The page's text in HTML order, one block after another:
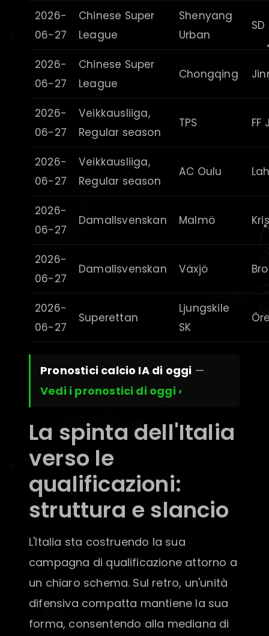
2026-
06-27
Chinese Super
League
Shenyang
Urban
2026-
06-27
Chinese Super
League
Chongqing
2026-
06-27
Veikkausliiga,
Regular season
TPS FF
2026-
06-27
Veikkausliiga,
Regular season
AC Oulu
2026-
06-27
Damallsvenskan Malmö
2026-
06-27
Damallsvenskan Växjö
2026-
06-27
Superettan
Ljungskile
SK
Pronostici calcio IA di oggi —
Vedi i pronostici di oggi ›
La spinta dell'Italia
verso le
qualificazioni:
struttura e slancio
L'Italia sta costruendo la sua
campagna di qualificazione attorno a
un chiaro schema. Sul retro, un'unità
difensiva compatta mantiene la sua
forma, consentendo alla mediana di